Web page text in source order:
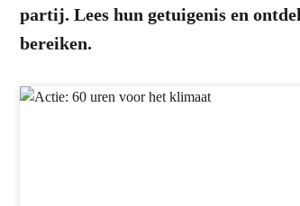
partij. Lees hun getuigenis en
bereiken.